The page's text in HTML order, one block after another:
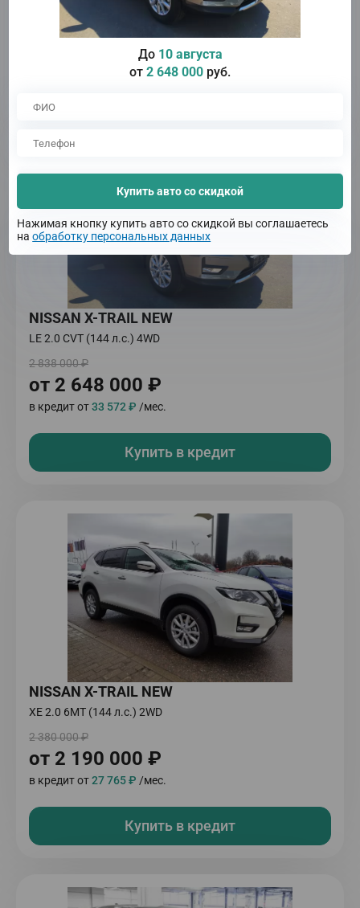
обязательно куда-то ехать, просто заполните заявку на
сайте, и кредитный специалист свяжется с Вами.
Быстро
Рассмотрение заявки не займет много времени, в среднем
данная процедура занимает от 30 минут до часа!
NISSAN X-TRAIL NEW
LE 2.0 CVT (144 л.с.) 4WD
2 838 000 ₽
от 2 648 000 ₽
в кредит от33 572 ₽ /мес.
Купить в кредит
NISSAN X-TRAIL NEW
XE 2.0 6МТ (144 л.с.) 2WD
2 380 000 ₽
от 2 190 000 ₽
в кредит от27 765 ₽ /мес.
Купить в кредит
До 10 августа
от 2 648 000 руб.
Купить авто со скидкой
Нажимая кнопку купить авто со скидкой вы соглашаетесь
наобработку персональных данных